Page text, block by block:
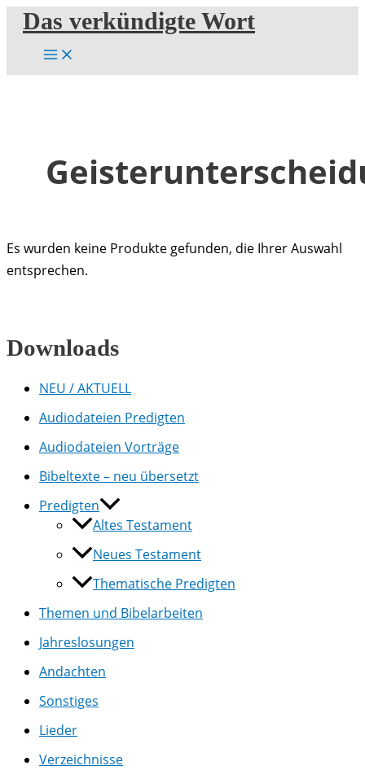
Zum
Inhalt
springen
Das verkündigte Wort
Es wurden keine Produkte gefunden, die Ihrer Auswahl
entsprechen.
Downloads
NEU / AKTUELL
Audiodateien Predigten
Audiodateien Vorträge
Bibeltexte – neu übersetzt
Predigten
Altes Testament
Neues Testament
Thematische Predigten
Themen und Bibelarbeiten
Jahreslosungen
Andachten
Sonstiges
Lieder
Verzeichnisse